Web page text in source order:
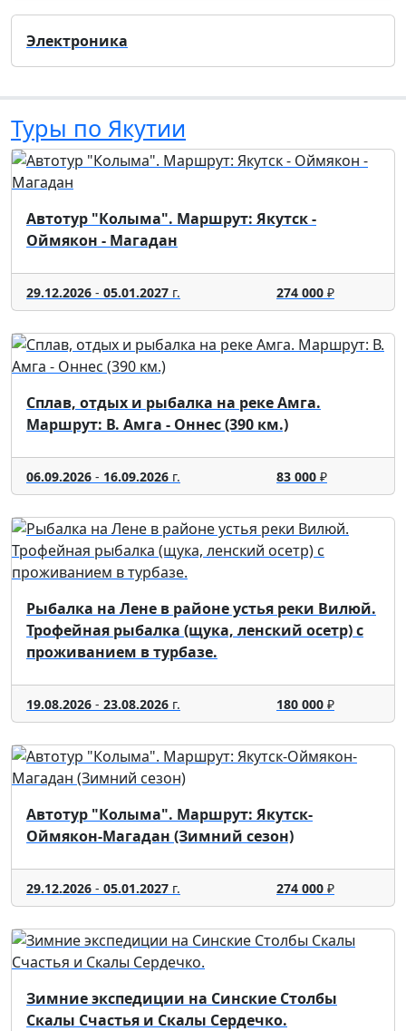
Электроника
Туры по Якутии
Автотур "Колыма". Маршрут: Якутск -
Оймякон - Магадан
29.12.2026 - 05.01.2027 г. 274 000₽
Сплав, отдых и рыбалка на реке Амга.
Маршрут: В. Амга - Оннес (390 км.)
06.09.2026 - 16.09.2026 г. 83 000₽
Рыбалка на Лене в районе устья реки Вилюй.
Трофейная рыбалка (щука, ленский осетр) с
проживанием в турбазе.
19.08.2026 - 23.08.2026 г. 180 000₽
Автотур "Колыма". Маршрут: Якутск-
Оймякон-Магадан (Зимний сезон)
29.12.2026 - 05.01.2027 г. 274 000₽
Зимние экспедиции на Синские Столбы
Скалы Счастья и Скалы Сердечко.